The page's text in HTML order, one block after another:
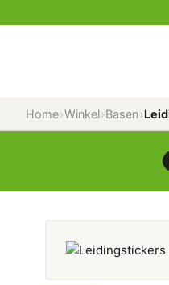
Home›Winkel›Basen›